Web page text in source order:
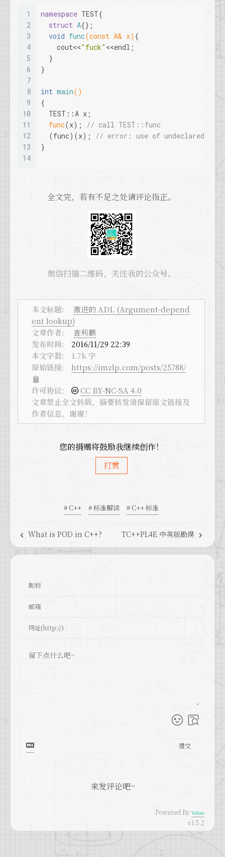
1
2
3
4
5
6
7
8
9
10
11
12
13
14
namespace TEST{
struct A{};
void func(const A& x) {
    cout<<
"fuck" <<endl;
  }
}
int main()
{
  TEST::A x;
func(x);
// call TEST::func
  (func)(x);
// error: use of undeclared
}
全文完，若有不足之处请评论指正。
微信扫描二维码，关注我的公众号。
本文标题:
激进的 ADL (Argument-depend
ent lookup)
文章作者:
查利鹏
发布时间:
2016/11/29 22:39
本文字数:
1.7k 字
原始链接:
https://imzlp.com/posts/25788/
许可协议:
CC BY-NC-SA 4.0
文章禁止全文转载，摘要转发请保留原文链接及
作者信息，谢谢！
您的捐赠将鼓励我继续创作！
打赏
# C++ # 标准解读 # C++ 标准
What is POD in C++? TC++PL4E 中英版勘误
提交
来发评论吧~
Powered By Valine
v1.5.2